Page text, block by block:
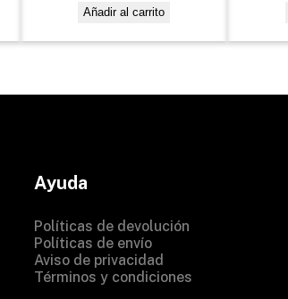
Añadir al carrito
Ayuda
Políticas de devolución
Políticas de envío
Aviso de privacidad
Términos y condiciones